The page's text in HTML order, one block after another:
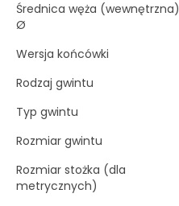
Średnica węża (wewnętrzna)
Ø
Wersja końcówki
Rodzaj gwintu
Typ gwintu
Rozmiar gwintu
Rozmiar stożka (dla
metrycznych)